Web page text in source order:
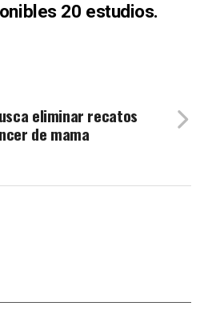
20 estudios.
eliminar recatos
de mama